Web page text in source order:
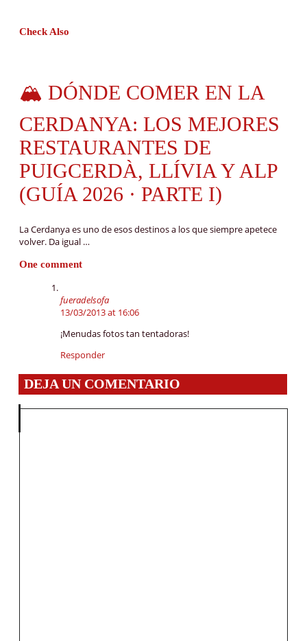
Check Also
🏔️ DÓNDE COMER EN LA
CERDANYA: LOS MEJORES
RESTAURANTES DE
PUIGCERDÀ, LLÍVIA Y ALP
(GUÍA 2026 · PARTE I)
La Cerdanya es uno de esos destinos a los que siempre apetece
volver. Da igual …
One comment
fueradelsofa
13/03/2013 at 16:06
¡Menudas fotos tan tentadoras!
Responder
DEJA UN COMENTARIO